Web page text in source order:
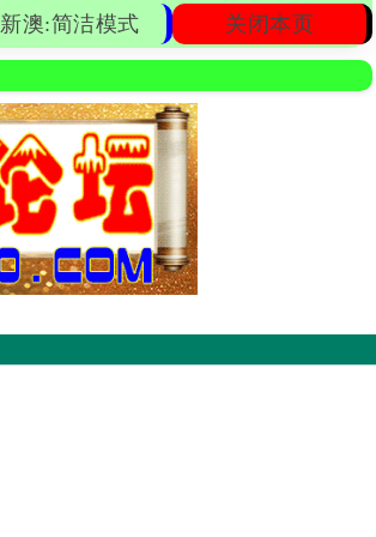
新澳:简洁模式 关闭本页